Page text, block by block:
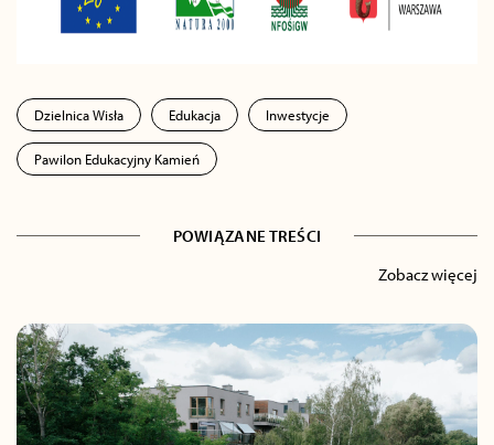
Dzielnica Wisła Edukacja Inwestycje
Pawilon Edukacyjny Kamień
POWIĄZANE TREŚCI
Zobacz więcej